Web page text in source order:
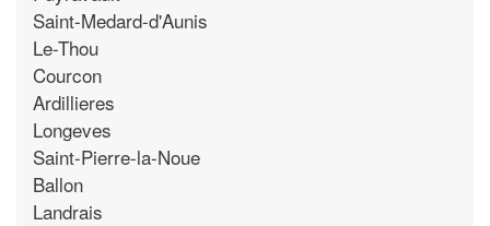
Saint-Medard-d'Aunis
Le-Thou
Courcon
Ardillieres
Longeves
Saint-Pierre-la-Noue
Ballon
Landrais